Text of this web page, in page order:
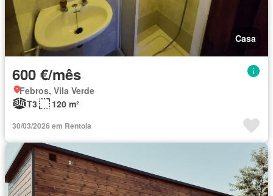
Casa
600 €/mês
Febros, Vila Verde
T3
120 m²
30/03/2026 em Rentola